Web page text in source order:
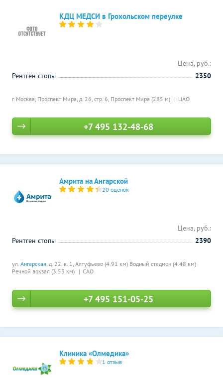
КДЦ МЕДСИ в Грохольском переулке
г. Москва, Проспект Мира, д. 26, стр. 6, Проспект Мира (285 м) ЦАО
Цена, руб.:
Рентген стопы
2350
+7 495 132-48-68
Амрита на Ангарской
20 оценок
ул. Ангарская, д. 22, к. 1, Алтуфьево (4.91 км) Водный стадион (4.48 км)
Речной вокзал (3.53 км)
САО
Цена, руб.:
Рентген стопы
2390
+7 495 151-05-25
Клиника «Олмедика»
1 отзыв